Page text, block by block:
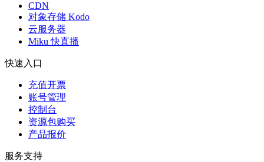
CDN
对象存储 Kodo
云服务器
Miku 快直播
快速入口
充值开票
账号管理
控制台
资源包购买
产品报价
服务支持